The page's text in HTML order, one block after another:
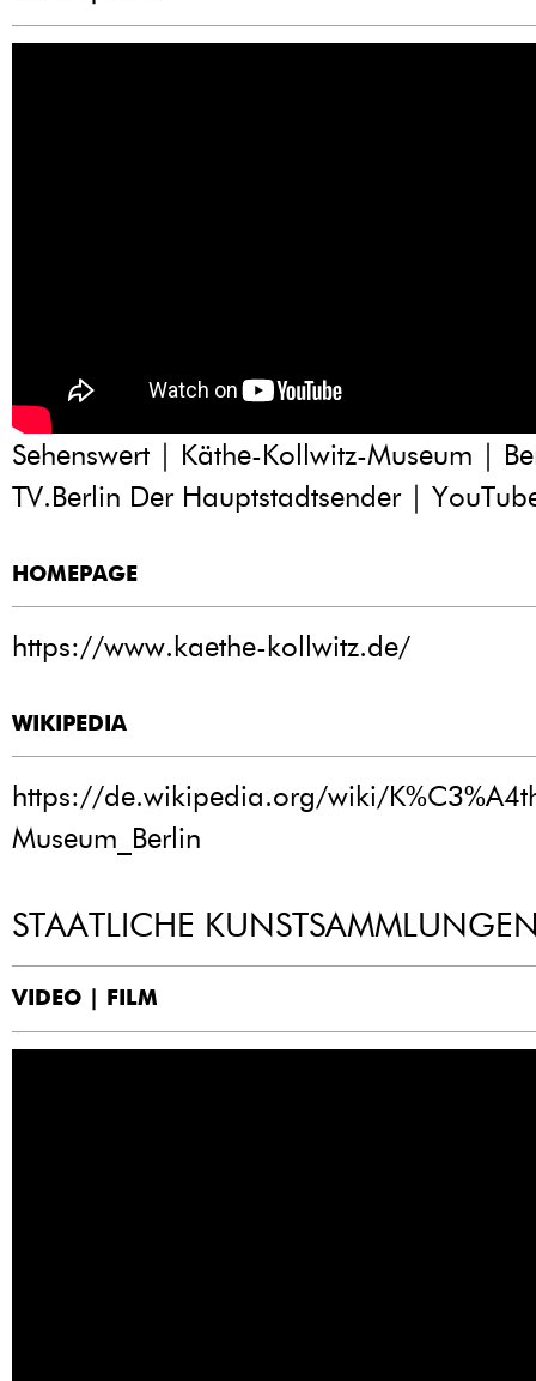
Sehenswert | Käthe-Kollwitz-Museum |
TV.Berlin Der Hauptstadtsender |
HOMEPAGE
https://www.kaethe-kollwitz.de/
WIKIPEDIA
https://de.wikipedia.org/wiki/
Museum_Berlin
STAATLICHE
VIDEO | FILM